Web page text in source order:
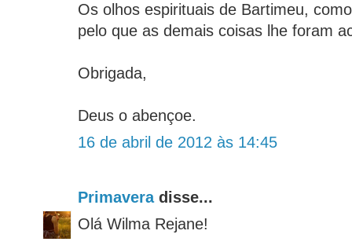
Os olhos espirituais de Bartimeu,
pelo que as demais coisas lhe foram
Obrigada,
Deus o abençoe.
16 de abril de 2012 às 14:45
Primaveradisse...
Olá Wilma Rejane!